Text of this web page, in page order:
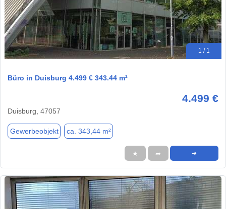
1 / 1
Büro in Duisburg 4.499 € 343.44 m²
4.499 €
Duisburg, 47057
Gewerbeobjekt ca. 343,44 m²
★ ➦ ➜